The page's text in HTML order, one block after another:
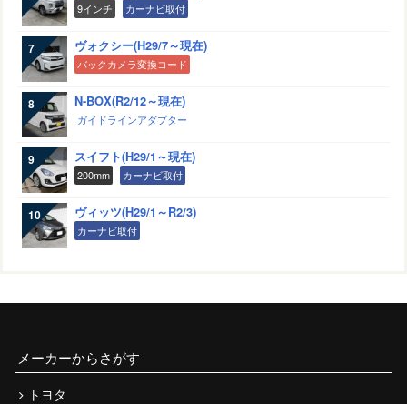
9インチ カーナビ取付
ヴォクシー(H29/7～現在)
バックカメラ変換コード
N-BOX(R2/12～現在)
ガイドラインアダプター
スイフト(H29/1～現在)
200mm カーナビ取付
ヴィッツ(H29/1～R2/3)
カーナビ取付
メーカーからさがす
トヨタ